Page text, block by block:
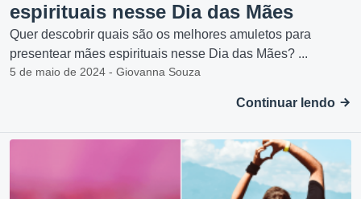
espirituais nesse Dia das Mães
Quer descobrir quais são os melhores amuletos para
presentear mães espirituais nesse Dia das Mães? ...
5 de maio de 2024 - Giovanna Souza
Continuar lendo